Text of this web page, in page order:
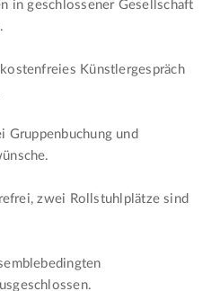
in geschlossener Gesellschaft
Künstlergespräch
Gruppenbuchung und
zwei Rollstuhlplätze sind